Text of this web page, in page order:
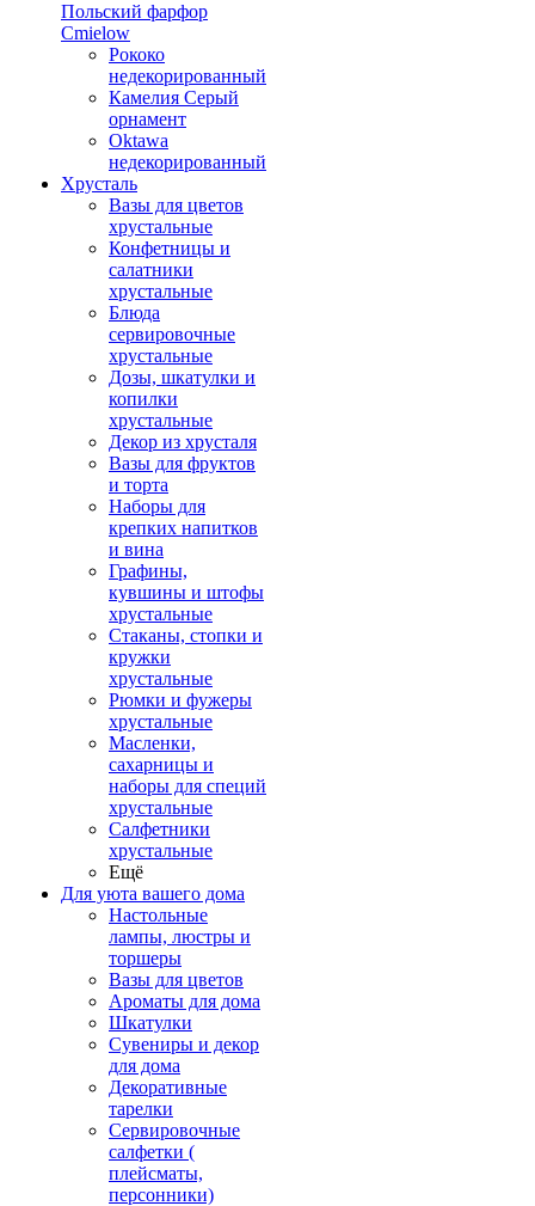
Польский фарфор
Сmielow
Рококо
недекорированный
Камелия Серый
орнамент
Oktawa
недекорированный
Хрусталь
Вазы для цветов
хрустальные
Конфетницы и
салатники
хрустальные
Блюда
сервировочные
хрустальные
Дозы, шкатулки и
копилки
хрустальные
Декор из хрусталя
Вазы для фруктов
и торта
Наборы для
крепких напитков
и вина
Графины,
кувшины и штофы
хрустальные
Стаканы, стопки и
кружки
хрустальные
Рюмки и фужеры
хрустальные
Масленки,
сахарницы и
наборы для специй
хрустальные
Салфетники
хрустальные
Ещё
Для уюта вашего дома
Настольные
лампы, люстры и
торшеры
Вазы для цветов
Ароматы для дома
Шкатулки
Сувениры и декор
для дома
Декоративные
тарелки
Сервировочные
салфетки (
плейсматы,
персонники)